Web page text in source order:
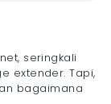
seringkali
extender. Tapi,
bagaimana